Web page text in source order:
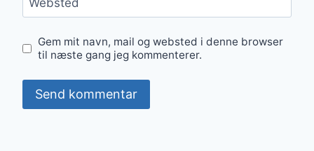
Websted
Gem mit navn, mail og websted i denne browser
til næste gang jeg kommenterer.